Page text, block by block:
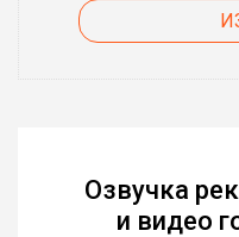
Озвучка
и видео